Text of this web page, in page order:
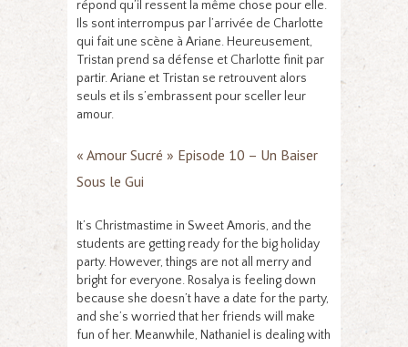
répond qu’il ressent la même chose pour elle.
Ils sont interrompus par l’arrivée de Charlotte
qui fait une scène à Ariane. Heureusement,
Tristan prend sa défense et Charlotte finit par
partir. Ariane et Tristan se retrouvent alors
seuls et ils s’embrassent pour sceller leur
amour.
« Amour Sucré » Episode 10 – Un Baiser
Sous le Gui
It’s Christmastime in Sweet Amoris, and the
students are getting ready for the big holiday
party. However, things are not all merry and
bright for everyone. Rosalya is feeling down
because she doesn’t have a date for the party,
and she’s worried that her friends will make
fun of her. Meanwhile, Nathaniel is dealing with